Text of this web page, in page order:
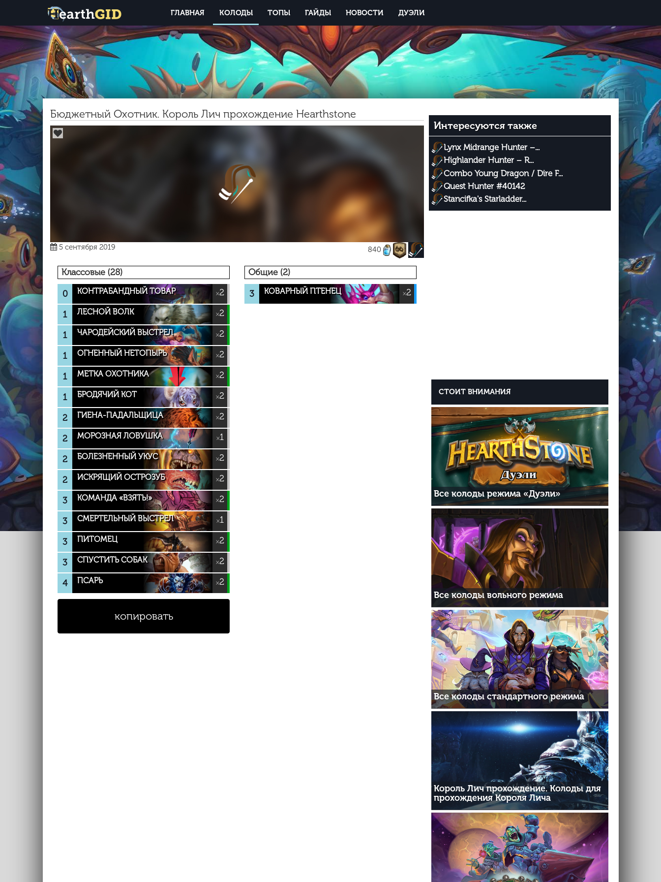
ГЛАВНАЯ КОЛОДЫ ТОПЫ ГАЙДЫ НОВОСТИ ДУЭЛИ
Бюджетный Охотник. Король Лич прохождение Hearthstone
5 сентября 2019 840
Классовые (28)
0
КОНТРАБАНДНЫЙ ТОВАР ×2
1 ЛЕСНОЙ ВОЛК ×2
1 ЧАРОДЕЙСКИЙ ВЫСТРЕЛ ×2
1 ОГНЕННЫЙ НЕТОПЫРЬ ×2
1 МЕТКА ОХОТНИКА ×2
1 БРОДЯЧИЙ КОТ ×2
2 ГИЕНА-ПАДАЛЬЩИЦА ×2
2 МОРОЗНАЯ ЛОВУШКА ×1
2 БОЛЕЗНЕННЫЙ УКУС ×2
2 ИСКРЯЩИЙ ОСТРОЗУБ ×2
3 КОМАНДА «ВЗЯТЬ!» ×2
3 СМЕРТЕЛЬНЫЙ ВЫСТРЕЛ ×1
3 ПИТОМЕЦ ×2
3 СПУСТИТЬ СОБАК ×2
4 ПСАРЬ ×2
Общие (2)
3
КОВАРНЫЙ ПТЕНЕЦ ×2
копировать
Интересуются также
Lynx Midrange Hunter –...
Highlander Hunter – R...
Combo Young Dragon / Dire F...
Quest Hunter #40142
Stancifka's Starladder...
СТОИТ ВНИМАНИЯ
Все колоды режима «Дуэли»
Все колоды вольного режима
Все колоды стандартного режима
Король Лич прохождение. Колоды для
прохождения Короля Лича